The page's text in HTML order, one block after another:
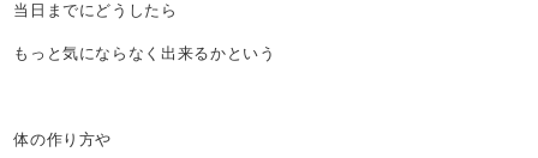
当日までにどうしたら
もっと気にならなく出来るかという
体の作り方や